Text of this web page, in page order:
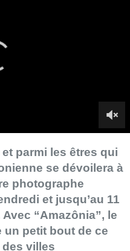
“Amazônia”, le
un petit bout de ce
de pluies, tempêtes
trois îlots rappelant les
l’intimité de 10 tribus
à des interviews filmées et
projection enfilent les
nature. L’ensemble
ricochant sur la pierre, de
de chants d’oiseaux